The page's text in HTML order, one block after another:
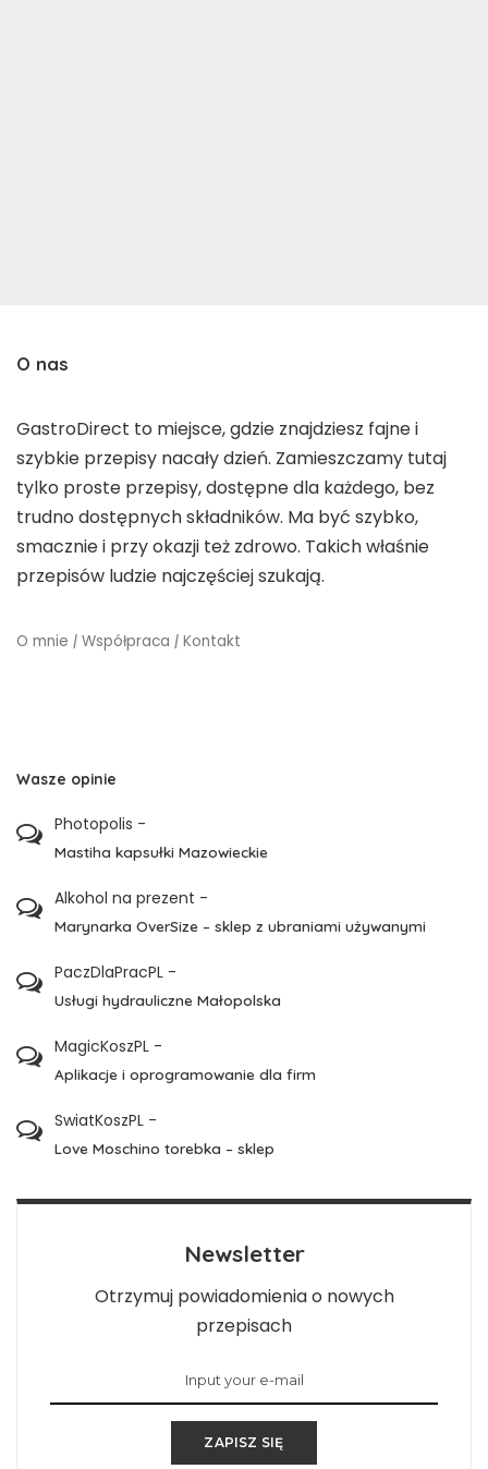
O nas
GastroDirect to miejsce, gdzie znajdziesz fajne i
szybkie przepisy nacały dzień. Zamieszczamy tutaj
tylko proste przepisy, dostępne dla każdego, bez
trudno dostępnych składników. Ma być szybko,
smacznie i przy okazji też zdrowo. Takich właśnie
przepisów ludzie najczęściej szukają.
O mnie | Współpraca | Kontakt
Wasze opinie
Photopolis -
Mastiha kapsułki Mazowieckie
Alkohol na prezent -
Marynarka OverSize – sklep z ubraniami używanymi
PaczDlaPracPL -
Usługi hydrauliczne Małopolska
MagicKoszPL -
Aplikacje i oprogramowanie dla firm
SwiatKoszPL -
Love Moschino torebka – sklep
Newsletter
Otrzymuj powiadomienia o nowych
przepisach
ZAPISZ SIĘ